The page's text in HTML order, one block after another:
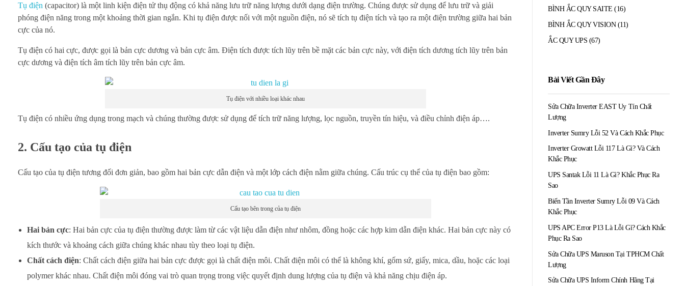
Tụ điện (capacitor) là một linh kiện điện tử thụ động có khả năng lưu trữ năng lượng dưới dạng điện trường. Chúng được sử dụng để lưu trữ và giải
phóng điện năng trong một khoảng thời gian ngắn. Khi tụ điện được nối với một nguồn điện, nó sẽ tích tụ điện tích và tạo ra một điện trường giữa hai bản
cực của nó.
Tụ điện có hai cực, được gọi là bản cực dương và bản cực âm. Điện tích được tích lũy trên bề mặt các bản cực này, với điện tích dương tích lũy trên bản
cực dương và điện tích âm tích lũy trên bản cực âm.
Tụ điện với nhiều loại khác nhau
Tụ điện có nhiều ứng dụng trong mạch và chúng thường được sử dụng để tích trữ năng lượng, lọc nguồn, truyền tín hiệu, và điều chỉnh điện áp….
2. Cấu tạo của tụ điện
Cấu tạo của tụ điện tương đối đơn giản, bao gồm hai bản cực dẫn điện và một lớp cách điện nằm giữa chúng. Cấu trúc cụ thể của tụ điện bao gồm:
Cấu tạo bên trong của tụ điện
Hai bản cực: Hai bản cực của tụ điện thường được làm từ các vật liệu dẫn điện như nhôm, đồng hoặc các hợp kim dẫn điện khác. Hai bản cực này có
kích thước và khoảng cách giữa chúng khác nhau tùy theo loại tụ điện.
Chất cách điện: Chất cách điện giữa hai bản cực được gọi là chất điện môi. Chất điện môi có thể là không khí, gốm sứ, giấy, mica, dầu, hoặc các loại
polymer khác nhau. Chất điện môi đóng vai trò quan trọng trong việc quyết định dung lượng của tụ điện và khả năng chịu điện áp.
BÌNH ẮC QUY SAITE (16)
BÌNH ẮC QUY VISION (11)
ẮC QUY UPS (67)
Bài Viết Gần Đây
Sửa Chữa Inverter EAST Uy Tín Chất
Lượng
Inverter Sumry Lỗi 52 Và Cách Khắc Phục
Inverter Growatt Lỗi 117 Là Gì? Và Cách
Khắc Phục
UPS Santak Lỗi 11 Là Gì? Khắc Phục Ra
Sao
Biến Tần Inverter Sumry Lỗi 09 Và Cách
Khắc Phục
UPS APC Error P13 Là Lỗi Gì? Cách Khắc
Phục Ra Sao
Sửa Chữa UPS Maruson Tại TPHCM Chất
Lượng
Sửa Chữa UPS Inform Chính Hãng Tại